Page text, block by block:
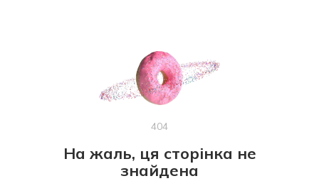
404
На жаль, ця сторінка не
знайдена